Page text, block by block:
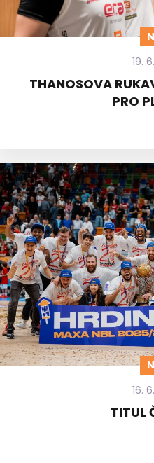
19.
THANOSOVA
PRO
16.
TITUL